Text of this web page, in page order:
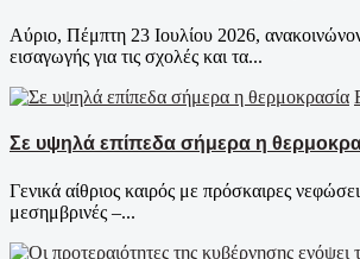
Αύριο, Πέμπτη 23 Ιουλίου 2026,
εισαγωγής για τις σχολές και τα...
Σε υψηλά επίπεδα σήμερα η
Γενικά αίθριος καιρός με πρόσκαιρες
μεσημβρινές –...